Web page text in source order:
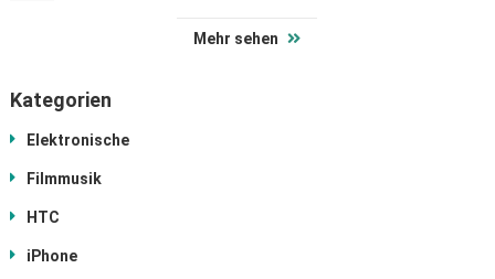
Mehr sehen
Kategorien
Elektronische
Filmmusik
HTC
iPhone